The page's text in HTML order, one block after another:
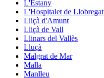
L'Estany
L'Hospitalet de Llobregat
Lliçà d'Amunt
Lliçà de Vall
Llinars del Vallès
Lluçà
Malgrat de Mar
Malla
Manlleu